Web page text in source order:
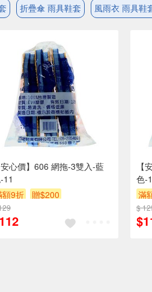
折疊傘 雨具鞋套 風雨衣 雨具鞋
安心價】606 網拖-3雙入-藍
11
額9折
贈$200
【
色-
滿
$